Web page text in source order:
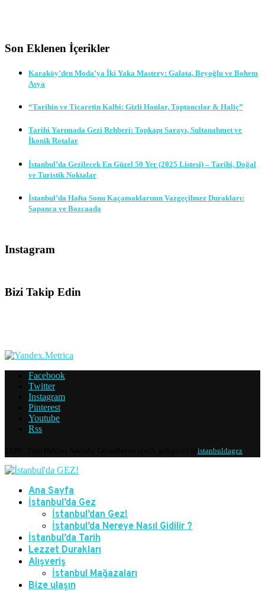
Son Eklenen İçerikler
Karaköy’den Moda’ya İki Yaka Mastery: Galata, Beyoğlu ve Bohem
Asya
“Tarihin ve Ticaretin Kalbi: Gizli Hanlar, Toptancılar & Haliç”
Tarihi Yarımada Gezi Rehberi: Topkapı Sarayı, Sultanahmet ve
İkonik Rotalar
İstanbul’da Gezilecek En Güzel 50 Yer (2025 Listesi) – Tarihi, Doğal
ve Turistik Noktalar
İstanbul’da Hafta Sonu Kaçamaklarının Vazgeçilmez Durakları:
Sapanca ve Bozcaada
Instagram
Bizi Takip Edin
Facebook
Twitter
Instagram
Pinterest
Youtube
Rss
istanbuldagez
Ana Sayfa
İstanbul’da Gez
İstanbul’dan Gez!
İstanbul’da Nereye Nasıl Gidilir ?
İstanbul’da Tarih
Lezzet Durakları
Alışveriş
İstanbul Mağazaları
Bize ulaşın